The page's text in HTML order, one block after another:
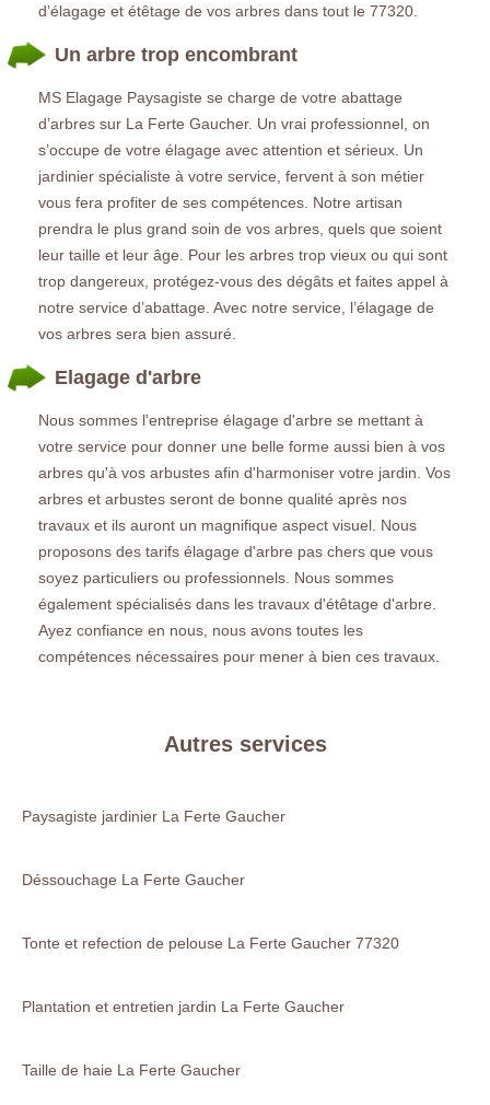
d’élagage et étêtage de vos arbres dans tout le 77320.
Un arbre trop encombrant
MS Elagage Paysagiste se charge de votre abattage
d’arbres sur La Ferte Gaucher. Un vrai professionnel, on
s’occupe de votre élagage avec attention et sérieux. Un
jardinier spécialiste à votre service, fervent à son métier
vous fera profiter de ses compétences. Notre artisan
prendra le plus grand soin de vos arbres, quels que soient
leur taille et leur âge. Pour les arbres trop vieux ou qui sont
trop dangereux, protégez-vous des dégâts et faites appel à
notre service d’abattage. Avec notre service, l’élagage de
vos arbres sera bien assuré.
Elagage d'arbre
Nous sommes l'entreprise élagage d'arbre se mettant à
votre service pour donner une belle forme aussi bien à vos
arbres qu'à vos arbustes afin d'harmoniser votre jardin. Vos
arbres et arbustes seront de bonne qualité après nos
travaux et ils auront un magnifique aspect visuel. Nous
proposons des tarifs élagage d'arbre pas chers que vous
soyez particuliers ou professionnels. Nous sommes
également spécialisés dans les travaux d'étêtage d'arbre.
Ayez confiance en nous, nous avons toutes les
compétences nécessaires pour mener à bien ces travaux.
Autres services
Paysagiste jardinier La Ferte Gaucher
Déssouchage La Ferte Gaucher
Tonte et refection de pelouse La Ferte Gaucher 77320
Plantation et entretien jardin La Ferte Gaucher
Taille de haie La Ferte Gaucher